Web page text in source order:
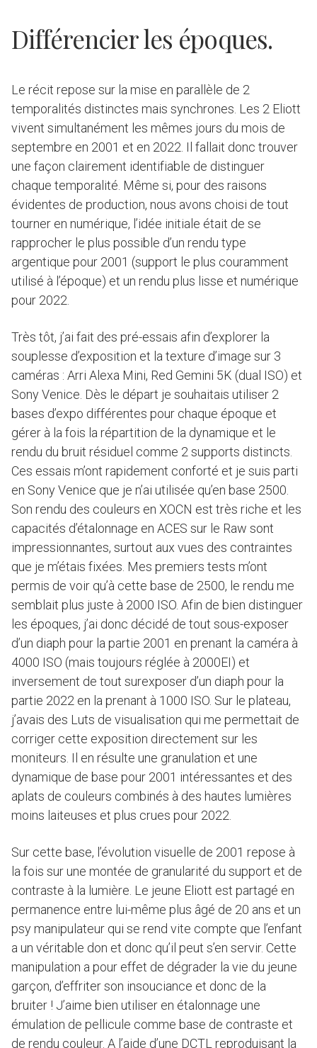
Différencier les époques.
Le récit repose sur la mise en parallèle de 2
temporalités distinctes mais synchrones. Les 2 Eliott
vivent simultanément les mêmes jours du mois de
septembre en 2001 et en 2022. Il fallait donc trouver
une façon clairement identifiable de distinguer
chaque temporalité. Même si, pour des raisons
évidentes de production, nous avons choisi de tout
tourner en numérique, l’idée initiale était de se
rapprocher le plus possible d’un rendu type
argentique pour 2001 (support le plus couramment
utilisé à l’époque) et un rendu plus lisse et numérique
pour 2022.
Très tôt, j’ai fait des pré-essais afin d’explorer la
souplesse d’exposition et la texture d’image sur 3
caméras : Arri Alexa Mini, Red Gemini 5K (dual ISO) et
Sony Venice. Dès le départ je souhaitais utiliser 2
bases d’expo différentes pour chaque époque et
gérer à la fois la répartition de la dynamique et le
rendu du bruit résiduel comme 2 supports distincts.
Ces essais m’ont rapidement conforté et je suis parti
en Sony Venice que je n’ai utilisée qu’en base 2500.
Son rendu des couleurs en XOCN est très riche et les
capacités d’étalonnage en ACES sur le Raw sont
impressionnantes, surtout aux vues des contraintes
que je m’étais fixées. Mes premiers tests m’ont
permis de voir qu’à cette base de 2500, le rendu me
semblait plus juste à 2000 ISO. Afin de bien distinguer
les époques, j’ai donc décidé de tout sous-exposer
d’un diaph pour la partie 2001 en prenant la caméra à
4000 ISO (mais toujours réglée à 2000EI) et
inversement de tout surexposer d’un diaph pour la
partie 2022 en la prenant à 1000 ISO. Sur le plateau,
j’avais des Luts de visualisation qui me permettait de
corriger cette exposition directement sur les
moniteurs. Il en résulte une granulation et une
dynamique de base pour 2001 intéressantes et des
aplats de couleurs combinés à des hautes lumières
moins laiteuses et plus crues pour 2022.
Sur cette base, l’évolution visuelle de 2001 repose à
la fois sur une montée de granularité du support et de
contraste à la lumière. Le jeune Eliott est partagé en
permanence entre lui-même plus âgé de 20 ans et un
psy manipulateur qui se rend vite compte que l’enfant
a un véritable don et donc qu’il peut s’en servir. Cette
manipulation a pour effet de dégrader la vie du jeune
garçon, d’effriter son insouciance et donc de la
bruiter ! J’aime bien utiliser en étalonnage une
émulation de pellicule comme base de contraste et
de rendu couleur. A l’aide d’une DCTL reproduisant la